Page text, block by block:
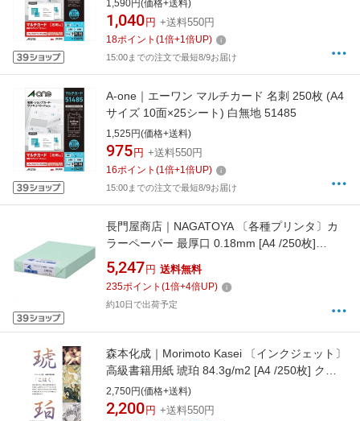
1,590円(価格+送料)
1,040 円 +送料550円
18ポイント (1倍+1倍UP)
15:00までの注文で最短8/9お届け
A-one｜エーワン マルチカード 名刺 250枚 (A4
サイズ 10面×25シート) 白無地 51485
1,525円(価格+送料)
975 円 +送料550円
16ポイント (1倍+1倍UP)
15:00までの注文で最短8/9お届け
長門屋商店｜NAGATOYA 〔各種プリンタ〕カ
ラーペーパー 最厚口 0.18mm [A4 /250枚]
ナ-3561 浅黄
5,247 円 送料無料
235ポイント (1倍+4倍UP)
約10日で出荷予定
森本化成｜Morimoto Kasei 〔インクジェット〕
高級書籍用紙 琥珀 84.3g/m2 [A4 /250枚] クリ
ーム MITP-3100
2,750円(価格+送料)
2,200 円 +送料550円